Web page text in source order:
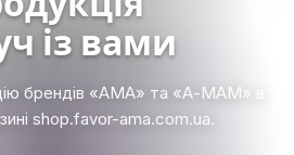
із вами
брендів «АМА» та «А-МАМ» в
shop.favor-ama.com.ua.